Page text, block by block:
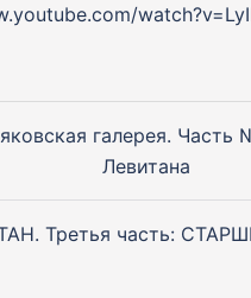
галерея.
Левитана
Третья часть: